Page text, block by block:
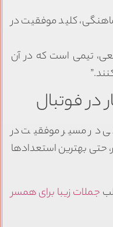
کلید موفقیت در
تیمی است که در آن
در فوتبال
در مسیر موفقیت در
بهترین استعدادها
جملات زیبا برای همسر